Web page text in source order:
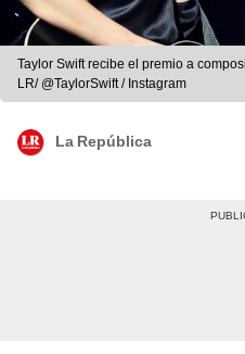
Taylor Swift recibe el premio a
LR/ @TaylorSwift / Instagram
La República